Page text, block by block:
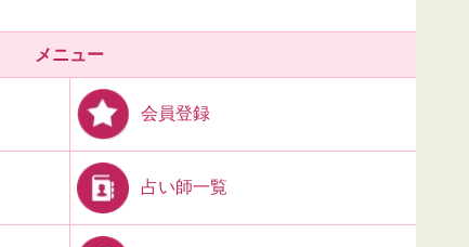
メニュー
会員登録
占い師一覧